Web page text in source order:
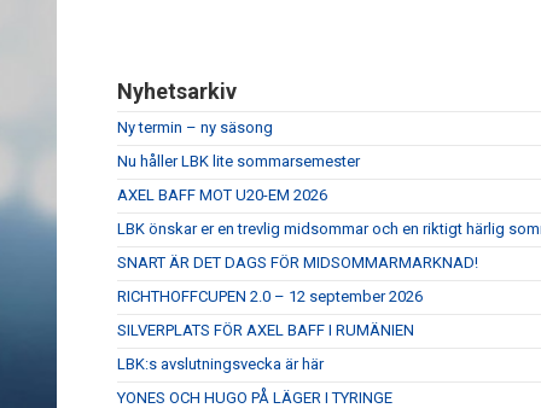
Nyhetsarkiv
Ny termin – ny säsong
Nu håller LBK lite sommarsemester
AXEL BAFF MOT U20-EM 2026
LBK önskar er en trevlig midsommar och en riktigt härlig
SNART ÄR DET DAGS FÖR MIDSOMMARMARKNAD!
RICHTHOFFCUPEN 2.0 – 12 september 2026
SILVERPLATS FÖR AXEL BAFF I RUMÄNIEN
LBK:s avslutningsvecka är här
YONES OCH HUGO PÅ LÄGER I TYRINGE